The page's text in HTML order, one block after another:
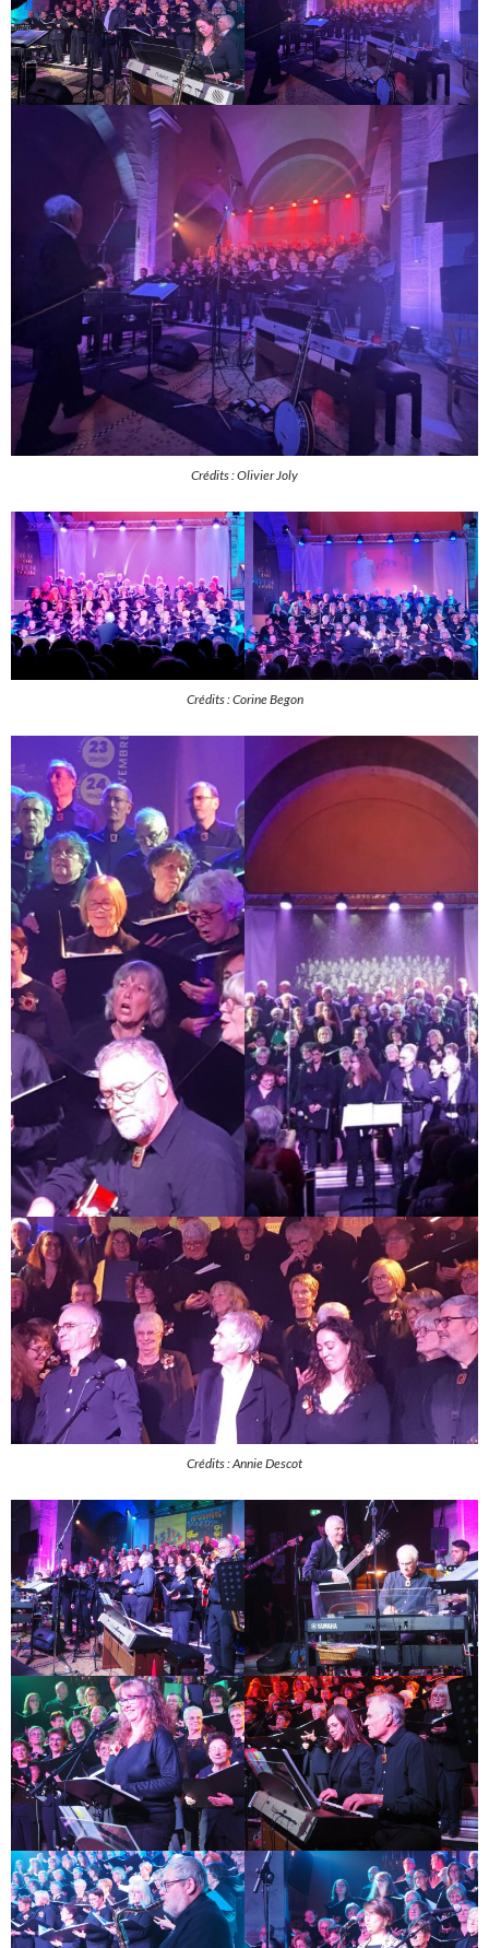
Crédits : Olivier Joly
Crédits : Corine Begon
Crédits : Annie Descot